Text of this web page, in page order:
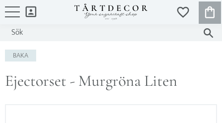
FAVORITER
BAKA
Ejectorset - Murgröna Liten